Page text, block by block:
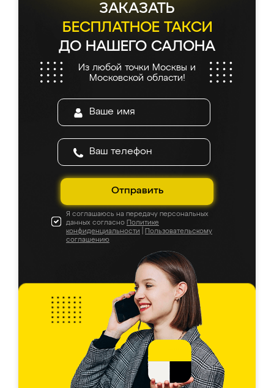
ЗАКАЗАТЬ
БЕСПЛАТНОЕ ТАКСИ
ДО НАШЕГО САЛОНА
Из любой точки Москвы и
Московской области!
Отправить
Я соглашаюсь на передачу персональных
данных согласно Политике
конфиденциальности
Пользовательскому
соглашению